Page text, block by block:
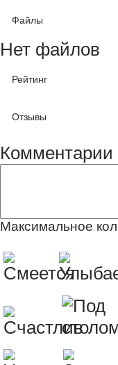
Файлы
Нет файлов
Рейтинг
Отзывы
Комментарии
Максимальное